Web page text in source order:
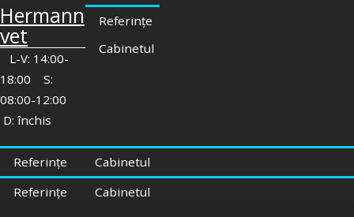
Hermann
vet
L-V: 14:00-
18:00 S:
08:00-12:00
D: închis
Referințe
Cabinetul
Referințe
Cabinetul
Referințe
Cabinetul